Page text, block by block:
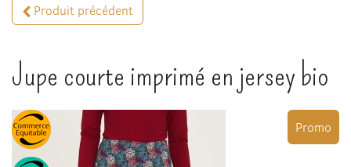
Produit précédent
Jupe courte imprimé en jersey bio
Promo